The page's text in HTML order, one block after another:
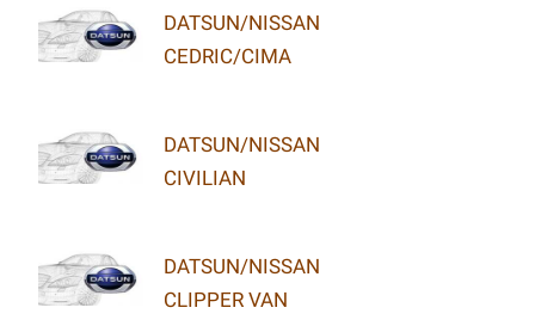
DATSUN/NISSAN
CEDRIC/CIMA
DATSUN/NISSAN
CIVILIAN
DATSUN/NISSAN
CLIPPER VAN